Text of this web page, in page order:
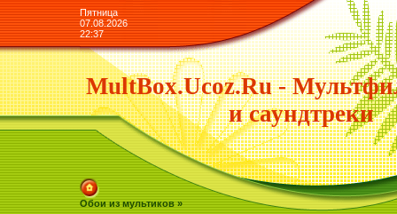
Пятница
07.08.2026
22:37
MultBox.Ucoz.Ru -
и саундтреки
Обои из мультиков »